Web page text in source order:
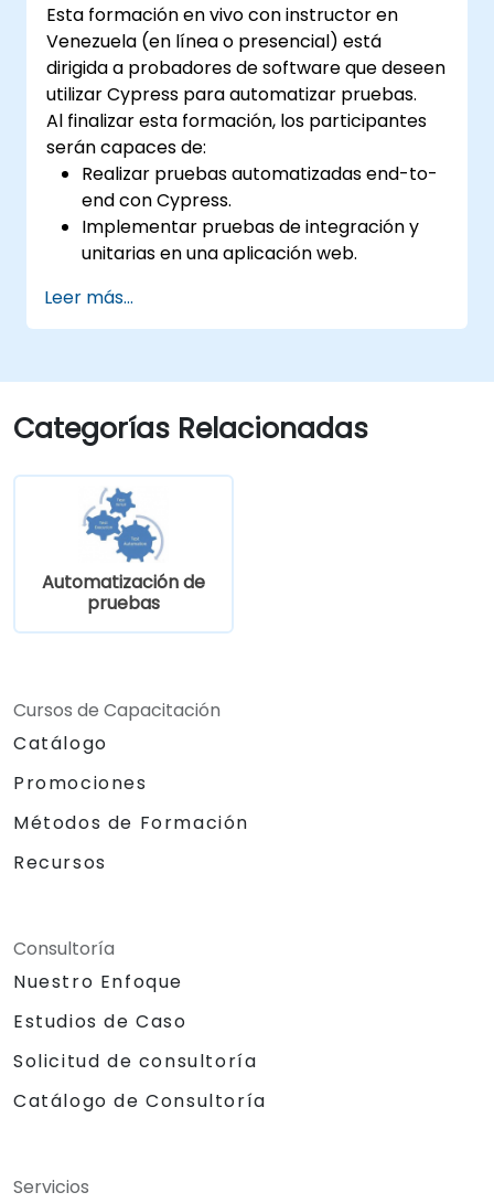
Esta formación en vivo con instructor en
Venezuela (en línea o presencial) está
dirigida a probadores de software que deseen
utilizar Cypress para automatizar pruebas.
Al finalizar esta formación, los participantes
serán capaces de:
Realizar pruebas automatizadas end-to-
end con Cypress.
Implementar pruebas de integración y
unitarias en una aplicación web.
Selenium.
Leer más...
Categorías Relacionadas
Automatización de
pruebas
Cursos de Capacitación
Catálogo
Promociones
Métodos de Formación
Recursos
Consultoría
Nuestro Enfoque
Estudios de Caso
Solicitud de consultoría
Catálogo de Consultoría
Servicios